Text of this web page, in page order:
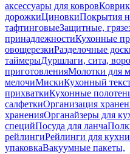
аксессуары для ковров
дорожкиЦиновкиПокрытия
тафтинговыеЗащитные,
принадлежностиКухонные
овощерезкиРазделочные
таймерыДуршлаги, сита,
приготовленияМолотки для
мелочиМискиКухонный
прихваткиКухонные
салфеткиОрганизация
храненияОрганайзеры для
специйПосуда для ланча
рейлингиРейлинги для кухни
упаковкаВакуумные пакеты,